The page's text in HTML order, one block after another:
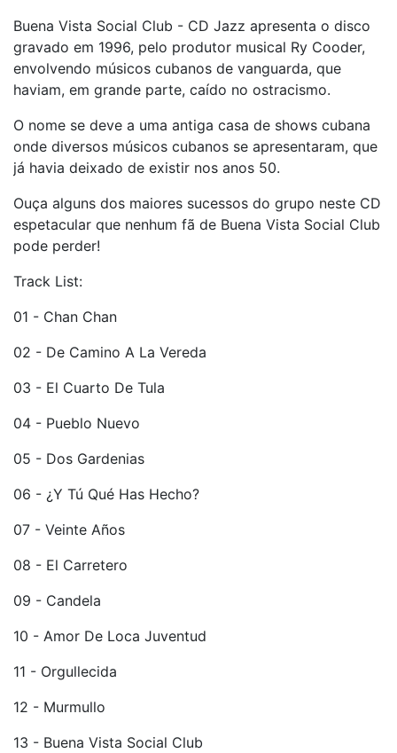
Buena Vista Social Club - CD Jazz apresenta o disco
gravado em 1996, pelo produtor musical Ry Cooder,
envolvendo músicos cubanos de vanguarda, que
haviam, em grande parte, caído no ostracismo.
O nome se deve a uma antiga casa de shows cubana
onde diversos músicos cubanos se apresentaram, que
já havia deixado de existir nos anos 50.
Ouça alguns dos maiores sucessos do grupo neste CD
espetacular que nenhum fã de Buena Vista Social Club
pode perder!
Track List:
01 - Chan Chan
02 - De Camino A La Vereda
03 - El Cuarto De Tula
04 - Pueblo Nuevo
05 - Dos Gardenias
06 - ¿Y Tú Qué Has Hecho?
07 - Veinte Años
08 - El Carretero
09 - Candela
10 - Amor De Loca Juventud
11 - Orgullecida
12 - Murmullo
13 - Buena Vista Social Club